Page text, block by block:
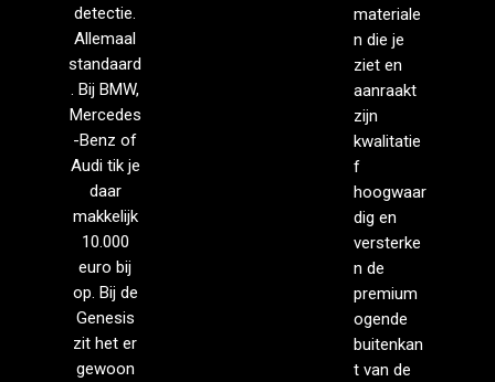
detectie.
Allemaal
standaard
. Bij BMW,
Mercedes
-Benz of
Audi tik je
daar
makkelijk
10.000
euro bij
op. Bij de
Genesis
zit het er
gewoon
materiale
n die je
ziet en
aanraakt
zijn
kwalitatie
f
hoogwaar
dig en
versterke
n de
premium
ogende
buitenkan
t van de